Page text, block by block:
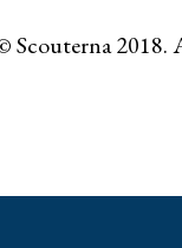
Scouterna 2018.